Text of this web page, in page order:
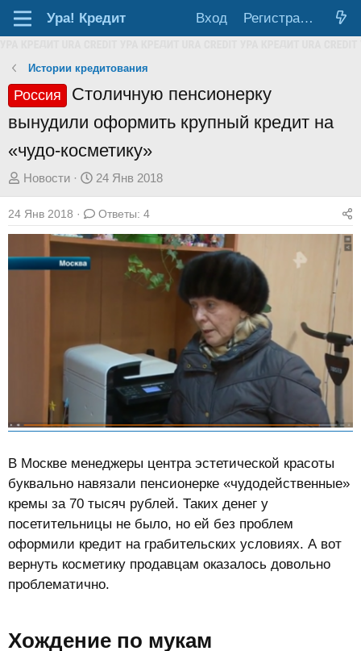
Ура! Кредит Вход Регистрация
Истории кредитования
Россия
Столичную пенсионерку
вынудили оформить крупный кредит на
«чудо-косметику»
А
в
т
о
р
т
Новости
Д
а
т
а
24 Янв 2018
24 Янв 2018 Ответы: 4
В Москве менеджеры центра эстетической красоты
буквально навязали пенсионерке «чудодейственные»
кремы за 70 тысяч рублей. Таких денег у
посетительницы не было, но ей без проблем
оформили кредит на грабительских условиях. А вот
вернуть косметику продавцам оказалось довольно
проблематично.
Хождение по мукам​